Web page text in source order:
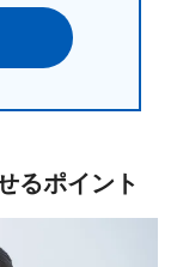
るポイント